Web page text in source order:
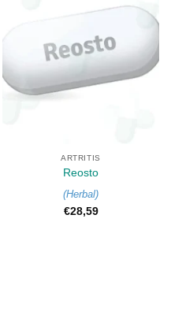
ARTRITIS
Reosto
(Herbal)
€28,59